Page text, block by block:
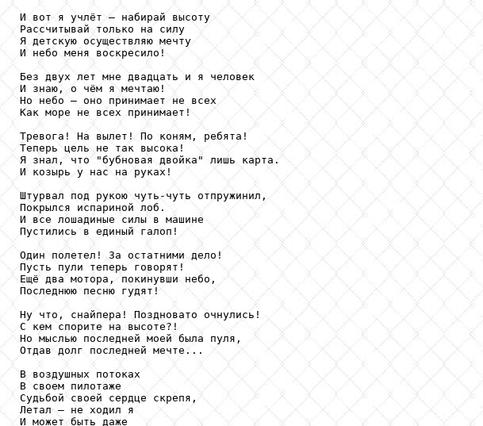
И вот я учлёт – набирай высоту
Рассчитывай только на силу
Я детскую осуществляю мечту
И небо меня воскресило!
Без двух лет мне двадцать и я человек
И знаю, о чём я мечтаю!
Но небо – оно принимает не всех
Как море не всех принимает!
Тревога! На вылет! По коням, ребята!
Теперь цель не так высока!
Я знал, что "бубновая двойка" лишь карта.
И козырь у нас на руках!
Штурвал под рукою чуть-чуть отпружинил,
Покрылся испариной лоб.
И все лошадиные силы в машине
Пустились в единый галоп!
Один полетел! За остатними дело!
Пусть пули теперь говорят!
Ещё два мотора, покинувши небо,
Последнюю песню гудят!
Ну что, снайпера! Поздновато очнулись!
С кем спорите на высоте?!
Но мыслью последней моей была пуля,
Отдав долг последней мечте...
В воздушных потоках
В своем пилотаже
Судьбой своей сердце скрепя,
Летал – не ходил я
И может быть даже